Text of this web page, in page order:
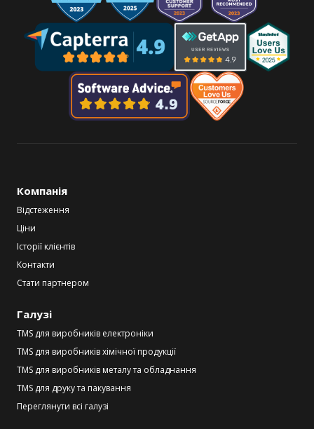
Компанія
Відстеження
Ціни
Історії клієнтів
Контакти
Стати партнером
Галузі
TMS для виробників електроніки
TMS для виробників хімічної продукції
TMS для виробників металу та обладнання
TMS для друку та пакування
Переглянути всі галузі